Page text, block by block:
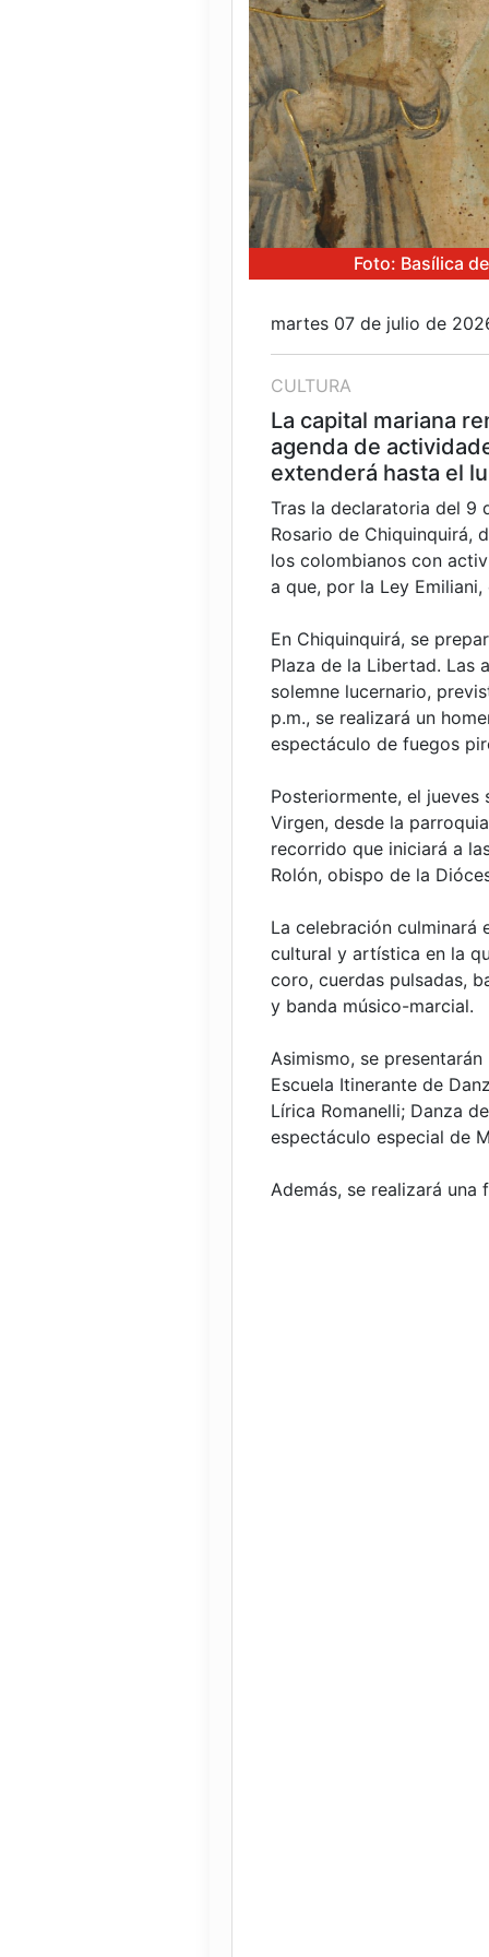
Foto: Basílica
martes 07 de julio de
CULTURA
La capital mariana
agenda de
extenderá hasta el
Tras la declaratoria del 9
Rosario de Chiquinquirá,
los colombianos con
a que, por la Ley
En Chiquinquirá, se
Plaza de la Libertad. Las
solemne lucernario,
p.m., se realizará un
espectáculo de fuegos
Posteriormente, el
Virgen, desde la
recorrido que iniciará a
Rolón, obispo de la
La celebración culminará
cultural y artística en la
coro, cuerdas pulsadas,
y banda músico-marcial.
Asimismo, se
Escuela Itinerante de
Lírica Romanelli; Danza
espectáculo especial de
Además, se realizará